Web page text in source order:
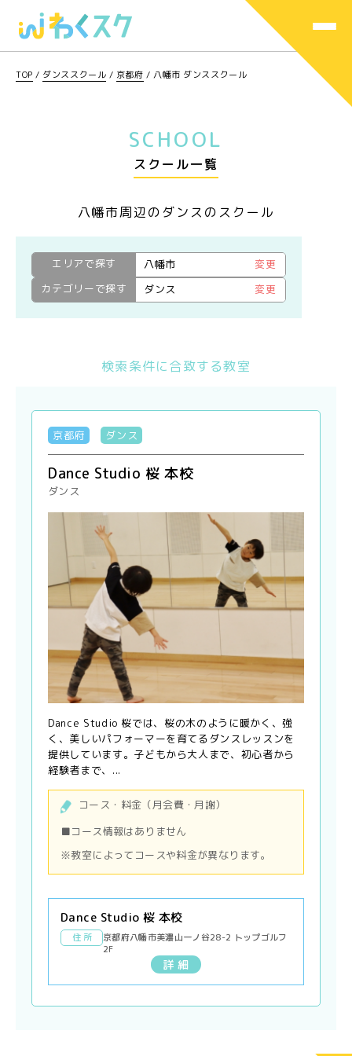
TOP / ダンススクール / 京都府 /八幡市 ダンススクール
SCHOOL
スクール一覧
八幡市周辺のダンスのスクール
エリアで探す 八幡市
変更
カテゴリーで探す
ダンス 変更
検索条件に合致する教室
京都府 ダンス
Dance Studio 桜 本校
ダンス
Dance Studio 桜では、桜の木のように暖かく、強
く、美しいパフォーマーを育てるダンスレッスンを
提供しています。子どもから大人まで、初心者から
経験者まで、...
コース・料金（月会費・月謝）
■コース情報はありません
※教室によってコースや料金が異なります。
Dance Studio 桜 本校
住 所
京都府八幡市美濃山一ノ谷28-2 トップゴルフ
2F
詳 細